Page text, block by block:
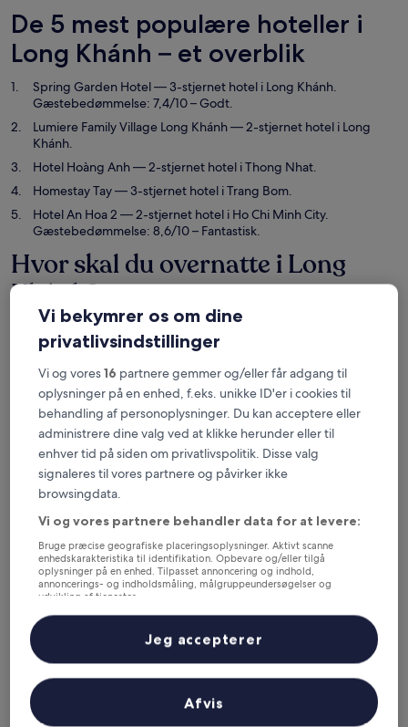
De 5 mest populære hoteller i
Long Khánh – et overblik
Spring Garden Hotel— 3-stjernet hotel i Long Khánh.
Gæstebedømmelse: 7,4/10 – Godt.
Lumiere Family Village Long Khánh— 2-stjernet hotel i Long
Khánh.
Hotel Hoàng Anh— 2-stjernet hotel i Thong Nhat.
Homestay Tay— 3-stjernet hotel i Trang Bom.
Hotel An Hoa 2 — 2-stjernet hotel i Ho Chi Minh City.
Gæstebedømmelse: 8,6/10 – Fantastisk.
Hvor skal du overnatte i Long
Khánh?
Ejendomme er valgt ud fra ægte anmeldelser fra rejsende og
popularitet blandt gæster, der har booket en overnatning i Long
konsekvent komfort, beliggenhed og de rejsendes oplevelse.
Senest opdateret den5. august 2026.
Læs mindre
Spring Garden Hotel
Spring Garden Hotel
3.0-
overnatningssted
Spring Garden Hotel
Vi bekymrer os om dine
privatlivsindstillinger
Vi og vores16 partnere gemmer og/eller får adgang til
oplysninger på en enhed, f.eks. unikke ID'er i cookies til
behandling af personoplysninger. Du kan acceptere eller
administrere dine valg ved at klikke herunder eller til
enhver tid på siden om privatlivspolitik. Disse valg
signaleres til vores partnere og påvirker ikke
browsingdata.
Vi og vores partnere behandler data for at levere:
Bruge præcise geografiske placeringsoplysninger. Aktivt scanne
enhedskarakteristika til identifikation. Opbevare og/eller tilgå
oplysninger på en enhed. Tilpasset annoncering og indhold,
annoncerings- og indholdsmåling, målgruppeundersøgelser og
udvikling af tjenester.
Liste over partnere (leverandører)
Afvis
Jeg accepterer